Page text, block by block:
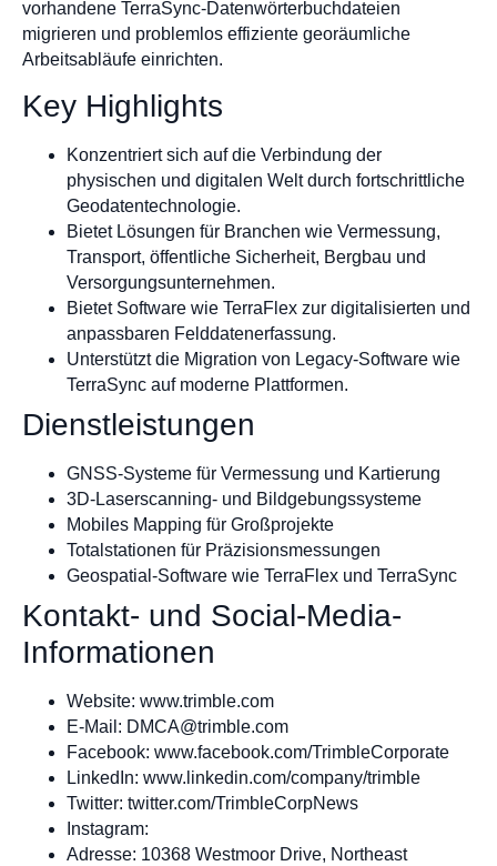
vorhandene TerraSync-Datenwörterbuchdateien
migrieren und problemlos effiziente georäumliche
Arbeitsabläufe einrichten.
Key Highlights
Konzentriert sich auf die Verbindung der
physischen und digitalen Welt durch fortschrittliche
Geodatentechnologie.
Bietet Lösungen für Branchen wie Vermessung,
Transport, öffentliche Sicherheit, Bergbau und
Versorgungsunternehmen.
Bietet Software wie TerraFlex zur digitalisierten und
anpassbaren Felddatenerfassung.
Unterstützt die Migration von Legacy-Software wie
TerraSync auf moderne Plattformen.
Dienstleistungen
GNSS-Systeme für Vermessung und Kartierung
3D-Laserscanning- und Bildgebungssysteme
Mobiles Mapping für Großprojekte
Totalstationen für Präzisionsmessungen
Geospatial-Software wie TerraFlex und TerraSync
Kontakt- und Social-Media-
Informationen
Website: www.trimble.com
E-Mail: DMCA@trimble.com
Facebook: www.facebook.com/TrimbleCorporate
LinkedIn: www.linkedin.com/company/trimble
Twitter: twitter.com/TrimbleCorpNews
Instagram:
Adresse: 10368 Westmoor Drive, Northeast